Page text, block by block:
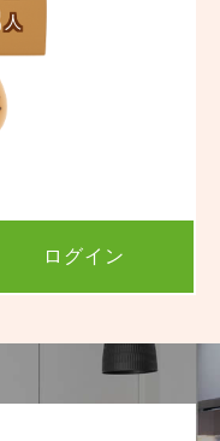
人
ログイン